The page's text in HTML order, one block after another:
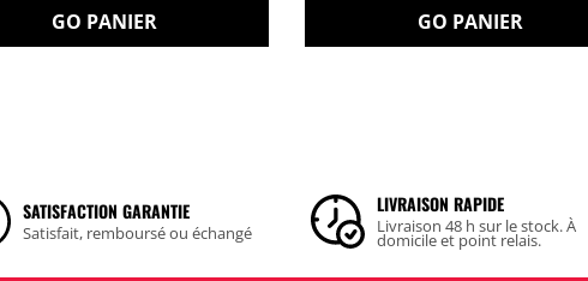
GO PANIER GO PANIER
SATISFACTION GARANTIE
Satisfait, remboursé ou échangé
LIVRAISON RAPIDE
Livraison 48 h sur le stock. À
domicile et point relais.